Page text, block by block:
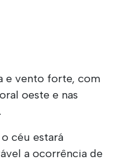
e vento forte, com
oeste e nas
céu estará
a ocorrência de